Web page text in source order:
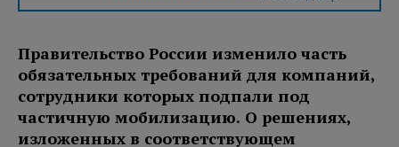
Правительство России изменило часть
обязательных требований для компаний,
сотрудники которых подпали под
частичную мобилизацию. О решениях,
изложенных в соответствующем